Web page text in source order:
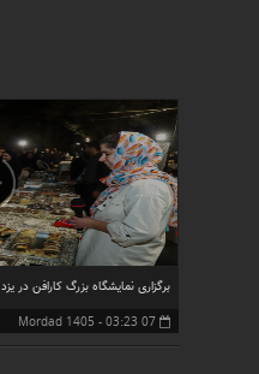
برگزاری نمایشگاه بزرگ کارافن در یزد
07 Mordad 1405 - 03:23